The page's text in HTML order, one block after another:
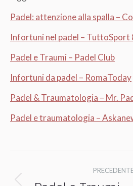
Padel: attenzione alla spalla –
Infortuni nel padel –
Padel e Traumi – Padel Club
Infortuni da padel – RomaToday
Padel & Traumatologia – Mr.
Padel e traumatologia –